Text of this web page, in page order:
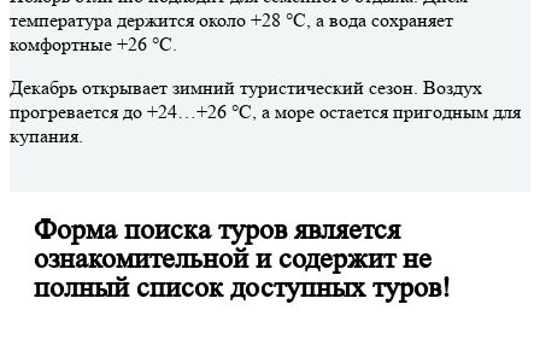
температура держится около +28 °C, а вода сохраняет
комфортные +26 °C.
Декабрь открывает зимний туристический сезон. Воздух
прогревается до +24…+26 °C, а море остается пригодным для
купания.
Форма поиска туров является
ознакомительной и содержит не
полный список доступных туров!